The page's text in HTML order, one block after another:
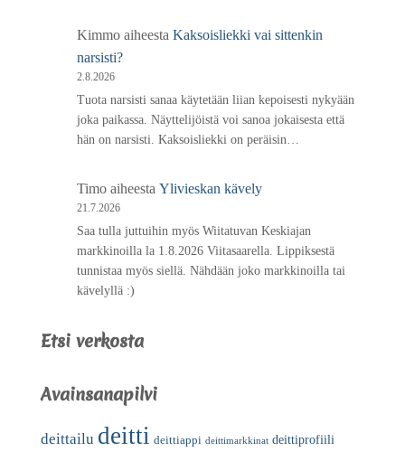
Kimmo aiheesta Kaksoisliekki vai sittenkin
narsisti?
2.8.2026
Tuota narsisti sanaa käytetään liian kepoisesti nykyään
joka paikassa. Näyttelijöistä voi sanoa jokaisesta että
hän on narsisti. Kaksoisliekki on peräisin…
Timo aiheesta Ylivieskan kävely
21.7.2026
Saa tulla juttuihin myös Wiitatuvan Keskiajan
markkinoilla la 1.8.2026 Viitasaarella. Lippiksestä
tunnistaa myös siellä. Nähdään joko markkinoilla tai
kävelyllä :)
Etsi verkosta
Avainsanapilvi
deittailu deitti deittiappi deittimarkkinat deittiprofiili